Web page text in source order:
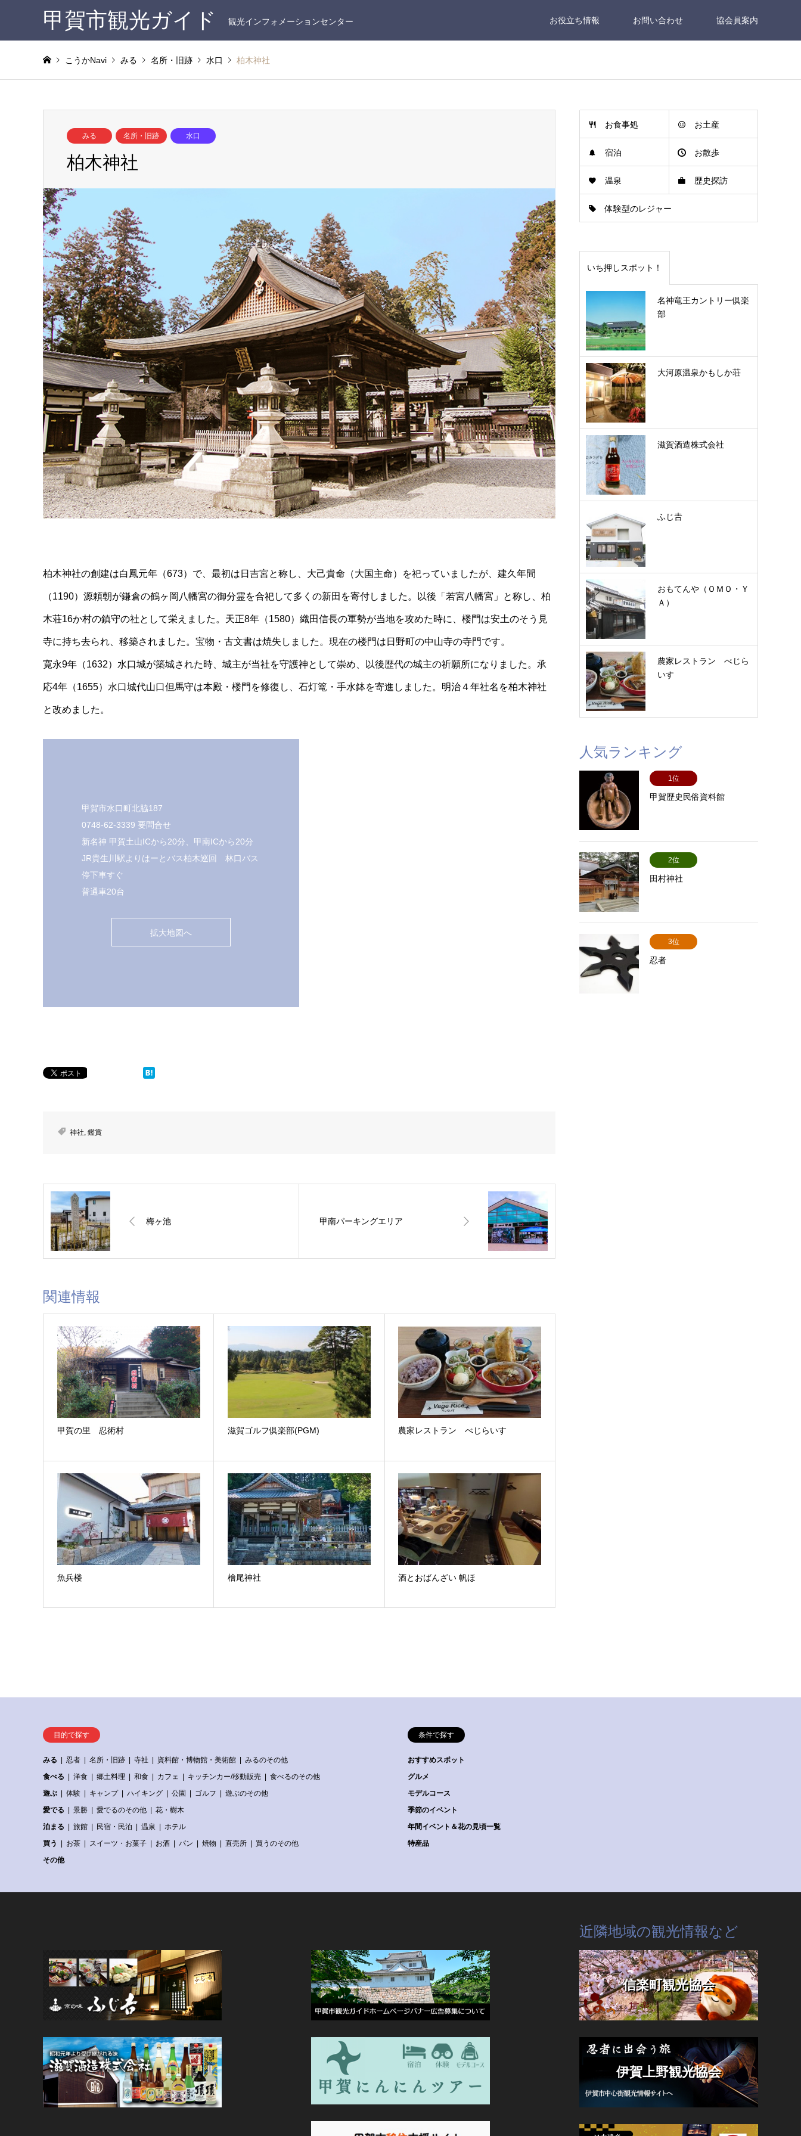
甲賀市観光ガイド 観光インフォメーションセンター お役立ち情報 お問い合わせ 協会員案内
こうかNavi みる 名所・旧跡 水口 柏木神社
みる 名所・旧跡 水口
柏木神社
柏木神社の創建は白鳳元年（673）で、最初は日吉宮と称し、大己貴命（大国主命）を祀っていましたが、建久年間
（1190）源頼朝が鎌倉の鶴ヶ岡八幡宮の御分霊を合祀して多くの新田を寄付しました。以後「若宮八幡宮」と称し、柏
木荘16か村の鎮守の社として栄えました。天正8年（1580）織田信長の軍勢が当地を攻めた時に、楼門は安土のそう見
寺に持ち去られ、移築されました。宝物・古文書は焼失しました。現在の楼門は日野町の中山寺の寺門です。
寛永9年（1632）水口城が築城された時、城主が当社を守護神として崇め、以後歴代の城主の祈願所になりました。承
応4年（1655）水口城代山口但馬守は本殿・楼門を修復し、石灯篭・手水鉢を寄進しました。明治４年社名を柏木神社
と改めました。
甲賀市水口町北脇187
0748-62-3339 要問合せ
新名神 甲賀土山ICから20分、甲南ICから20分
JR貴生川駅よりはーとバス柏木巡回 林口バス
停下車すぐ
普通車20台
拡大地図へ
神社, 鑑賞
梅ヶ池 甲南パーキングエリア
関連情報
甲賀の里 忍術村 滋賀ゴルフ倶楽部(PGM) 農家レストラン べじらいす
魚兵楼 檜尾神社 酒とおばんざい 帆ほ
お食事処 お土産
宿泊 お散歩
温泉 歴史探訪
体験型のレジャー
いち押しスポット！
名神竜王カントリー倶楽
部
大河原温泉かもしか荘
滋賀酒造株式会社
ふじ𠮷
おもてんや（ＯＭＯ・Ｙ
Ａ）
農家レストラン べじら
いす
人気ランキング
1位
甲賀歴史民俗資料館
2位
田村神社
3位
忍者
目的で探す
みる 忍者 名所・旧跡 寺社 資料館・博物館・美術館
みるのその他
食べる
洋食 郷土料理 和食 カフェ キッチンカー/移動販売
食べるのその他
遊ぶ
体験 キャンプ ハイキング 公園 ゴルフ
遊ぶのその他
愛でる
景勝 愛でるのその他
花・樹木
泊まる
旅館 民宿・民泊 温泉
ホテル
買う
お茶 スイーツ・お菓子 お酒 パン 焼物 直売所
買うのその他
その他
条件で探す
おすすめスポット
グルメ
モデルコース
季節のイベント
年間イベント＆花の見頃一覧
特産品
近隣地域の観光情報など
信楽町観光協会
伊賀上野観光協会